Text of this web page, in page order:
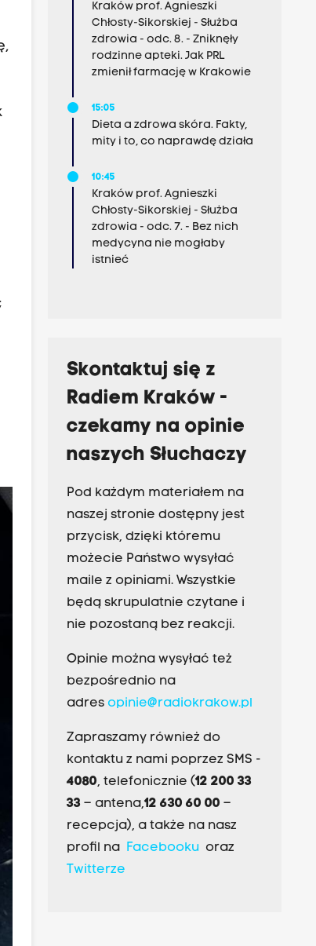
Kraków prof. Agnieszki
Chłosty-Sikorskiej - Służba
zdrowia - odc. 8. - Zniknęły
rodzinne apteki. Jak PRL
zmienił farmację w Krakowie
15:05
Dieta a zdrowa skóra. Fakty,
mity i to, co naprawdę działa
10:45
Kraków prof. Agnieszki
Chłosty-Sikorskiej - Służba
zdrowia - odc. 7. - Bez nich
medycyna nie mogłaby
istnieć
Skontaktuj się z
Radiem Kraków -
czekamy na opinie
naszych Słuchaczy
Pod każdym materiałem na
naszej stronie dostępny jest
przycisk, dzięki któremu
możecie Państwo wysyłać
maile z opiniami. Wszystkie
będą skrupulatnie czytane i
nie pozostaną bez reakcji.
Opinie można wysyłać też
bezpośrednio na
adres opinie@radiokrakow.pl
Zapraszamy również do
kontaktu z nami poprzez SMS -
4080, telefonicznie (12 200 33
33– antena,12 630 60 00 –
recepcja), a także na nasz
profil na Facebookuoraz
Twitterze